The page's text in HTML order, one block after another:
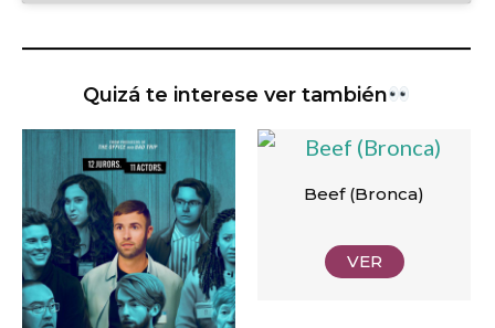
Quizá te interese ver también
Beef (Bronca)
VER